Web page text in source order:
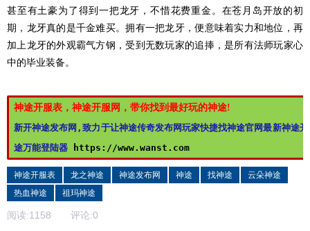
甚至有土豪为了得到一把龙牙，不惜花费重金。在苍月岛开放的初
期，龙牙真的是千金难买。拥有一把龙牙，便意味着实力和地位，再
加上龙牙的外观霸气方钢，受到无数玩家的追捧，是所有法师玩家心
中的毕业装备。
神途开服表，神途开服网，带你找到最好玩的神途!
新开神途发布网,致力于让神途传奇发布网玩家快捷找神途官网最新神途
途万能登陆器
https://www.wanst.com
神途开服表 龙之神途 神途发布网 神途 找神途
云朵神途
热血神途
祖玛神途
阅读:1158 评论:0